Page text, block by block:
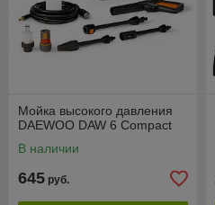
Мойка высокого давления
DAEWOO DAW 6 Compact
В наличии
645 руб.